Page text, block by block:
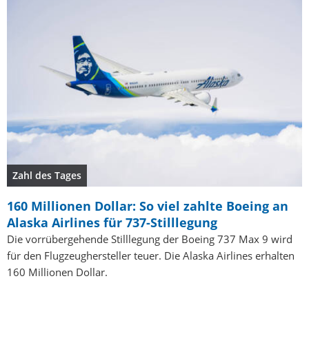
Zahl des Tages
160 Millionen Dollar: So viel zahlte Boeing an
Alaska Airlines für 737-Stilllegung
Die vorrübergehende Stilllegung der Boeing 737 Max 9 wird
für den Flugzeughersteller teuer. Die Alaska Airlines erhalten
160 Millionen Dollar.